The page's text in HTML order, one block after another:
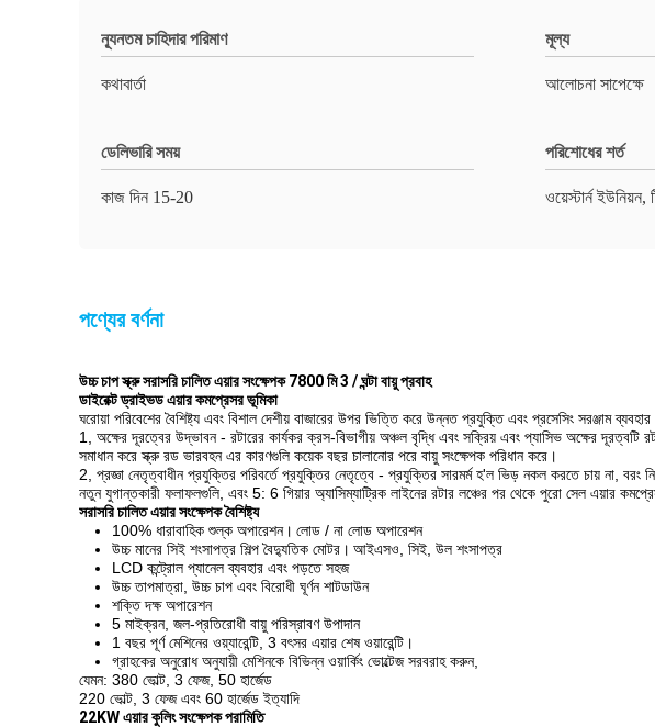
ন্যূনতম চাহিদার পরিমাণ
কথাবার্তা
মূল্য
আলোচনা সাপেক্ষে
ডেলিভারি সময়
কাজ দিন 15-20
পরিশোধের শর্ত
ওয়েস্টার্ন
পণ্যের বর্ণনা
উচ্চ চাপ স্ক্রু সরাসরি চালিত এয়ার সংক্ষেপক 7800 মি 3 / ঘন্টা বায়ু প্রবাহ
ডাইরেক্ট ড্রাইভড এয়ার কমপ্রেসরভূমিকা
ঘরোয়া পরিবেশের বৈশিষ্ট্য এবং বিশাল দেশীয় বাজারের উপর ভিত্তি করে উন্নত প্রযুক্তি এবং প্রসেসিং সরঞ্জাম
1, অক্ষের দূরত্বের উদ্ভাবন - রটারের কার্যকর ক্রস-বিভাগীয় অঞ্চল বৃদ্ধি এবং সক্রিয় এবং প্যাসিভ অক্ষের দূরত্বটি
সমাধান করে স্ক্রু রড ভারবহন এর কারণগুলি কয়েক বছর চালানোর পরে বায়ু সংক্ষেপক পরিধান করে।
2, প্রজ্ঞা নেতৃত্বাধীন প্রযুক্তির পরিবর্তে প্রযুক্তির নেতৃত্বে - প্রযুক্তির সারমর্ম হ'ল ভিড় নকল করতে চায় না,
নতুন যুগান্তকারী ফলাফলগুলি, এবং 5: 6 গিয়ার অ্যাসিম্যাট্রিক লাইনের রটার লঞ্চের পর থেকে পুরো সেল এয়ার
সরাসরি চালিত এয়ার সংক্ষেপকবৈশিষ্ট্য
100% ধারাবাহিক শুল্ক অপারেশন। লোড / না লোড অপারেশন
উচ্চ মানের সিই শংসাপত্র শিল্প বৈদ্যুতিক মোটর। আইএসও, সিই, উল শংসাপত্র
LCD কন্ট্রোল প্যানেল ব্যবহার এবং পড়তে সহজ
উচ্চ তাপমাত্রা, উচ্চ চাপ এবং বিরোধী ঘূর্ণন শাটডাউন
শক্তি দক্ষ অপারেশন
5 মাইক্রন, জল-প্রতিরোধী বায়ু পরিস্রাবণ উপাদান
1 বছর পূর্ণ মেশিনের ওয়্যারেন্টি, 3 বৎসর এয়ার শেষ ওয়ারেন্টি।
গ্রাহকের অনুরোধ অনুযায়ী মেশিনকে বিভিন্ন ওয়ার্কিং ভোল্টেজ সরবরাহ করুন,
যেমন: 380 ভোল্ট, 3 ফেজ, 50 হার্জেড
220 ভোল্ট, 3 ফেজ এবং 60 হার্জেড ইত্যাদি
22KW এয়ার কুলিং সংক্ষেপক পরামিতি